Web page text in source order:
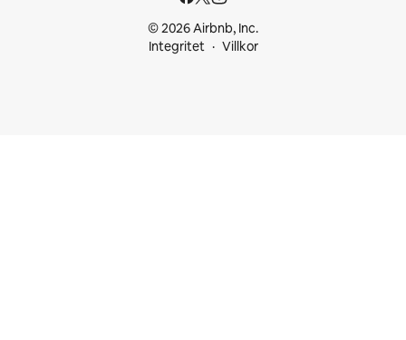
© 2026 Airbnb, Inc.
Integritet
Villkor